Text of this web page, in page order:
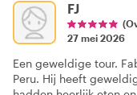
FJ
27 mei 2026
Een geweldige tour.
Peru. Hij heeft